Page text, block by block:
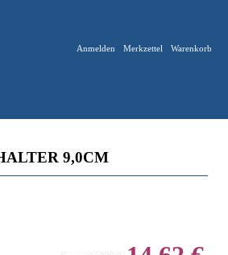
Anmelden Merkzettel Warenkorb
9,0CM